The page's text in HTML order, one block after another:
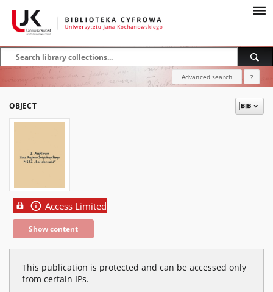
Advanced search ?
OBJECT
Access Limited
Show content
This publication is protected and can be accessed only
from certain IPs.